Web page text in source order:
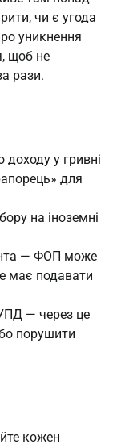
чи є угода
уникнення
щоб не
рази.
у гривні
для
на іноземні
— ФОП може
має подавати
— через це
порушити
кожен